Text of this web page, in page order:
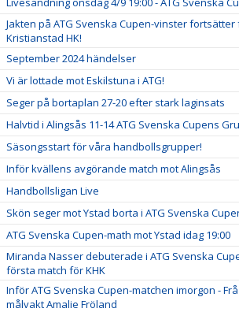
Jakten på ATG Svenska Cupen-vinster fortsätter
Kristianstad HK!
September 2024 händelser
Vi är lottade mot Eskilstuna i ATG!
Seger på bortaplan 27-20 efter stark laginsats
Halvtid i Alingsås 11-14 ATG Svenska Cupens
Säsongsstart för våra handbollsgrupper!
Inför kvällens avgörande match mot Alingsås
Handbollsligan Live
Skön seger mot Ystad borta i ATG Svenska
ATG Svenska Cupen-math mot Ystad idag 19:00
Miranda Nasser debuterade i ATG Svenska
första match för KHK
Inför ATG Svenska Cupen-matchen imorgon -
målvakt Amalie Fröland